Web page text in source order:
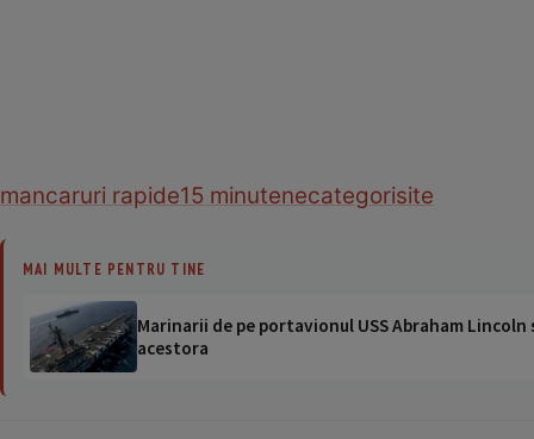
mancaruri rapide15 minutenecategorisite
MAI MULTE PENTRU TINE
Marinarii de pe portavionul USS Abraham
acestora